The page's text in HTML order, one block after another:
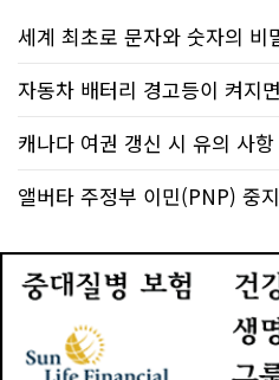
앨버타 주정부 이민(PNP) 중지